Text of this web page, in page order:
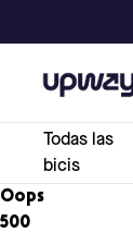
Upway
Todas las
bicis
Oops
500